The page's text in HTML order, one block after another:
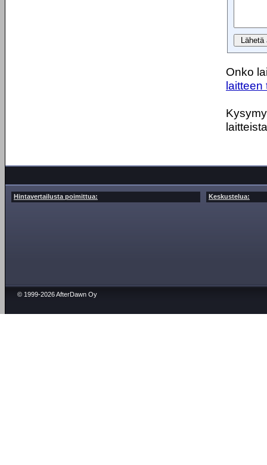
Onko
laitteen
Hintavertailusta poimittua: Keskustelua:
© 1999-2026 AfterDawn Oy